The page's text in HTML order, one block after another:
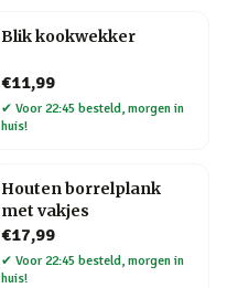
Blik kookwekker
€11,99
✔ Voor 22:45 besteld, morgen in
huis!
Houten borrelplank
met vakjes
€17,99
✔ Voor 22:45 besteld, morgen in
huis!